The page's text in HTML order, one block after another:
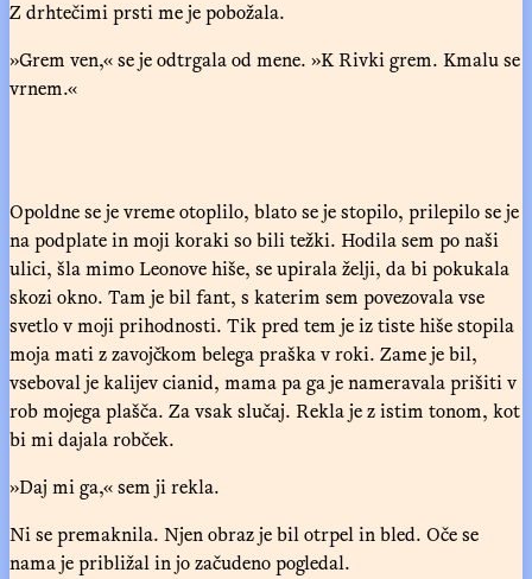
Z drhtečimi prsti me je pobožala.
»Grem ven,« se je odtrgala od mene. »K Rivki grem. Kmalu se
vrnem.«
Opoldne se je vreme otoplilo, blato se je stopilo, prilepilo se je
na podplate in moji koraki so bili težki. Hodila sem po naši
ulici, šla mimo Leonove hiše, se upirala želji, da bi pokukala
skozi okno. Tam je bil fant, s katerim sem povezovala vse
svetlo v moji prihodnosti. Tik pred tem je iz tiste hiše stopila
moja mati z zavojčkom belega praška v roki. Zame je bil,
vseboval je kalijev cianid, mama pa ga je nameravala prišiti v
rob mojega plašča. Za vsak slučaj. Rekla je z istim tonom, kot
bi mi dajala robček.
»Daj mi ga,« sem ji rekla.
Ni se premaknila. Njen obraz je bil otrpel in bled. Oče se
nama je približal in jo začudeno pogledal.